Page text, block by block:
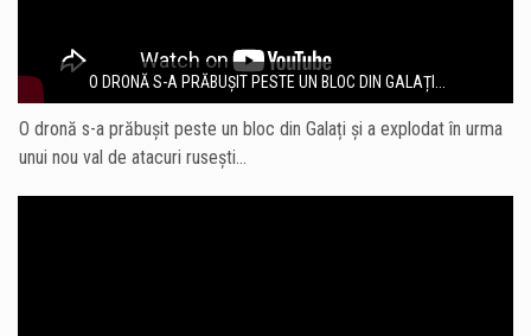
O DRONĂ S-A PRĂBUȘIT PESTE UN BLOC DIN GALAȚI...
O dronă s-a prăbușit peste un bloc din Galați și a explodat în urma
unui nou val de atacuri rusești…